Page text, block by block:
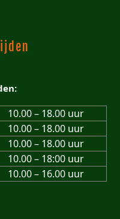
10.00 – 18.00 uur
10.00 – 18.00 uur
10.00 – 18.00 uur
10.00 – 18:00 uur
10.00 – 16.00 uur